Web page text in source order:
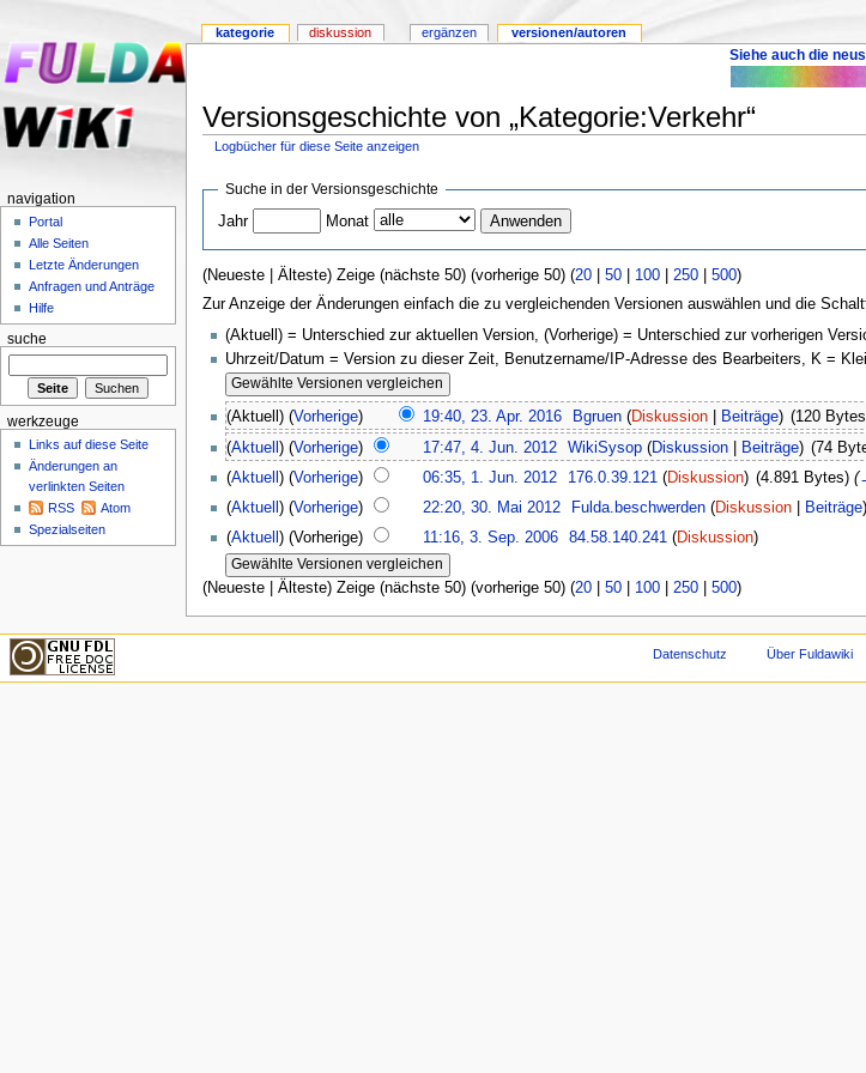
Siehe auch die
Versionsgeschichte von „Kategorie:Verkehr“
Logbücher für diese Seite anzeigen
Suche in der Versionsgeschichte
Jahr
Monat
(Neueste | Älteste) Zeige (nächste 50) (vorherige 50) (20| 50| 100| 250| 500)
Zur Anzeige der Änderungen einfach die zu vergleichenden Versionen auswählen und die
(Aktuell) = Unterschied zur aktuellen Version, (Vorherige) = Unterschied zur vorherigen
Uhrzeit/Datum = Version zu dieser Zeit, Benutzername/IP-Adresse des Bearbeiters, K =
(Aktuell) (Vorherige) 19:40, 23. Apr. 2016 Bgruen (Diskussion| Beiträge) (120
(Aktuell ) (Vorherige) 17:47, 4. Jun. 2012 WikiSysop (Diskussion| Beiträge) (74
(Aktuell ) (Vorherige) 06:35, 1. Jun. 2012 176.0.39.121 (Diskussion) (4.891 Bytes) (
(Aktuell ) (Vorherige) 22:20, 30. Mai 2012 Fulda.beschwerden (Diskussion| Beiträge)
(Aktuell ) (Vorherige) 11:16, 3. Sep. 2006 84.58.140.241 (Diskussion)
(Neueste | Älteste) Zeige (nächste 50) (vorherige 50) (20| 50| 100| 250| 500)
kategorie diskussion ergänzen versionen/autoren
navigation
Portal
Alle Seiten
Letzte Änderungen
Anfragen und Anträge
Hilfe
suche
werkzeuge
Links auf diese Seite
Änderungen an
verlinkten Seiten
RSS
Atom
Spezialseiten
Datenschutz Über Fuldawiki